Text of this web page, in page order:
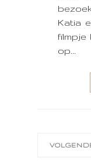
Katia
filmpje
op...